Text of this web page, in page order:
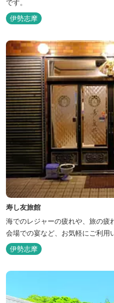
です。
伊勢志摩
寿し友旅館
海でのレジャーの疲れや、旅の
会場での宴など、お気軽にご利用
伊勢志摩